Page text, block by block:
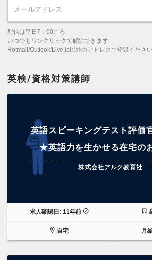
配信は平日7：00ころ
いつでもワンクリックで解除できます
Hotmail/Outlook/Live.jp以外のアドレスで登録ください
英検/資格対策講師
英語スピーキングテスト評価
★英語力を生かせる在宅の
株式会社アルク教育社
求人確認日: 11年前
自宅 月